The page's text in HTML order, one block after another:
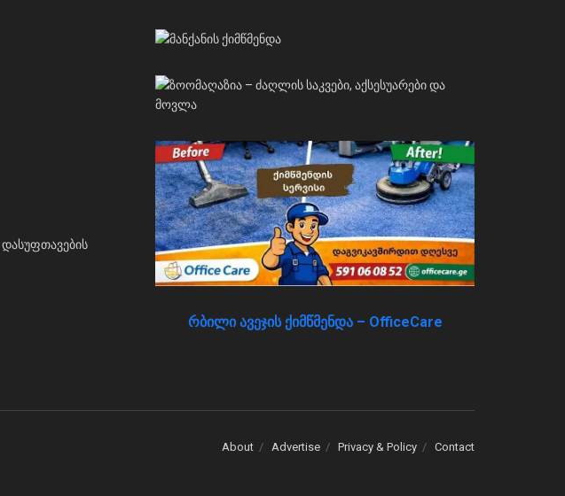
დასუფთავების
რბილი ავეჯის ქიმწმენდა – OfficeCare
About Advertise Privacy & Policy Contact